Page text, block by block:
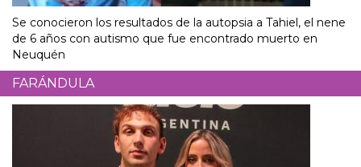
Se conocieron los resultados de la autopsia a Tahiel, el nene
de 6 años con autismo que fue encontrado muerto en
Neuquén
FARÁNDULA